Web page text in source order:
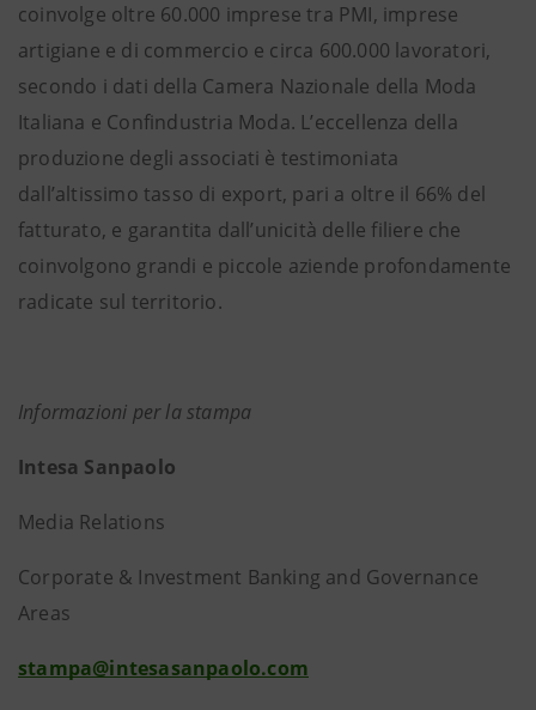
coinvolge oltre 60.000 imprese tra PMI, imprese
artigiane e di commercio e circa 600.000 lavoratori,
secondo i dati della Camera Nazionale della Moda
Italiana e Confindustria Moda. L’eccellenza della
produzione degli associati è testimoniata
dall’altissimo tasso di export, pari a oltre il 66% del
fatturato, e garantita dall’unicità delle filiere che
coinvolgono grandi e piccole aziende profondamente
radicate sul territorio.
Informazioni per la stampa
Intesa Sanpaolo
Media Relations
Corporate & Investment Banking and Governance
Areas
stampa@intesasanpaolo.com